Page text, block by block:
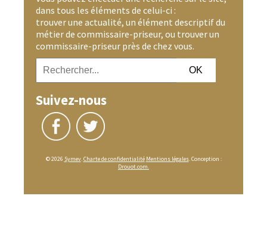
dans tous les éléments de celui-ci :
trouver une actualité, un élément descriptif du
métier de commissaire-priseur, ou trouver un
commissaire-priseur près de chez vous.
Suivez-nous
© 2026 Symev.Charte de confidentialité Mentions légales. Conception :
Drouot.com.